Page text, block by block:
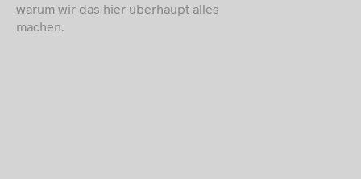
warum wir das hier überhaupt alles
machen.